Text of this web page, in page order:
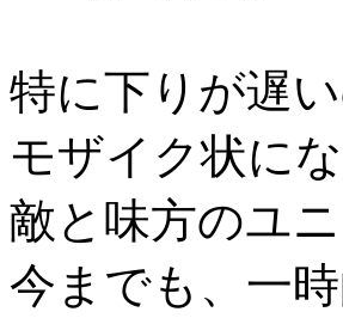
特に下りが遅
モザイク状に
敵と味方のユ
今までも、一